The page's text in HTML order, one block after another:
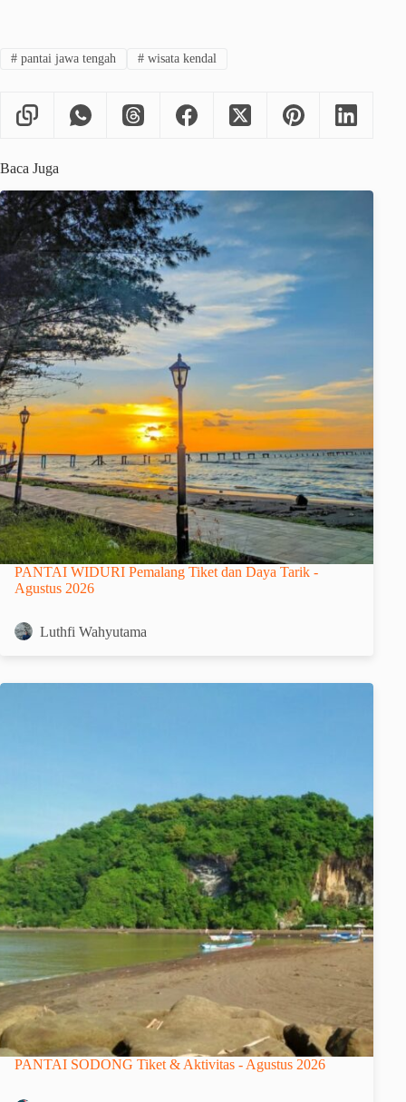
#pantai jawa tengah #wisata kendal
Baca Juga
PANTAI WIDURI Pemalang Tiket dan Daya Tarik -
Agustus 2026
Luthfi Wahyutama
PANTAI SODONG Tiket & Aktivitas - Agustus 2026